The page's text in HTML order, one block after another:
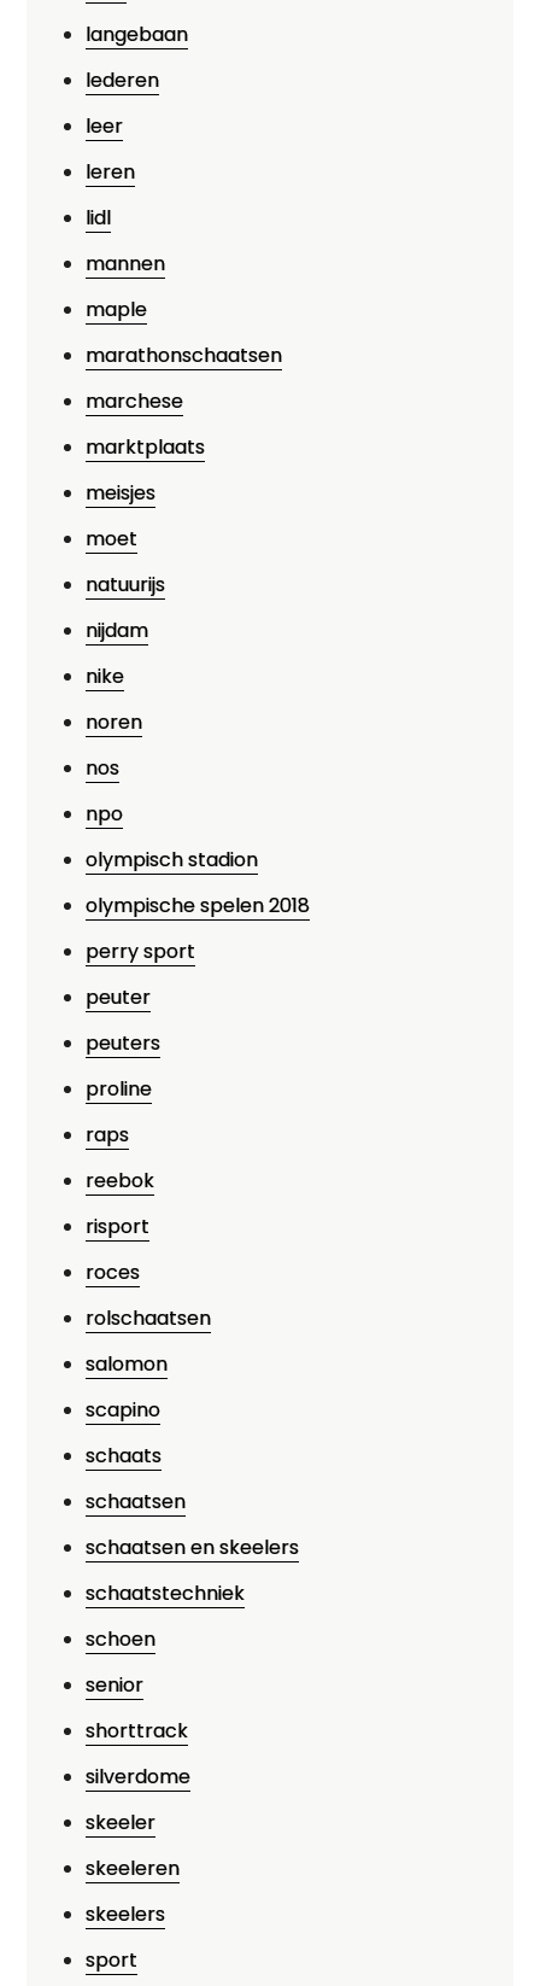
langebaan
lederen
leer
leren
lidl
mannen
maple
marathonschaatsen
marchese
marktplaats
meisjes
moet
natuurijs
nijdam
nike
noren
nos
npo
olympisch stadion
olympische spelen 2018
perry sport
peuter
peuters
proline
raps
reebok
risport
roces
rolschaatsen
salomon
scapino
schaats
schaatsen
schaatsen en skeelers
schaatstechniek
schoen
senior
shorttrack
silverdome
skeeler
skeeleren
skeelers
sport